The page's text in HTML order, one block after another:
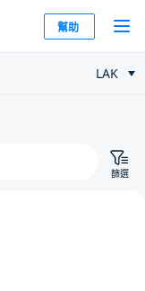
幫助
LAK
篩選